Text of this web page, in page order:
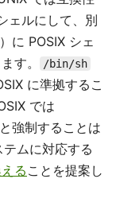
ェルにして、別
）に POSIX シェ
す。
/bin/sh
に準拠するこ
では
強制することは
ムに対応する
る ことを提案し